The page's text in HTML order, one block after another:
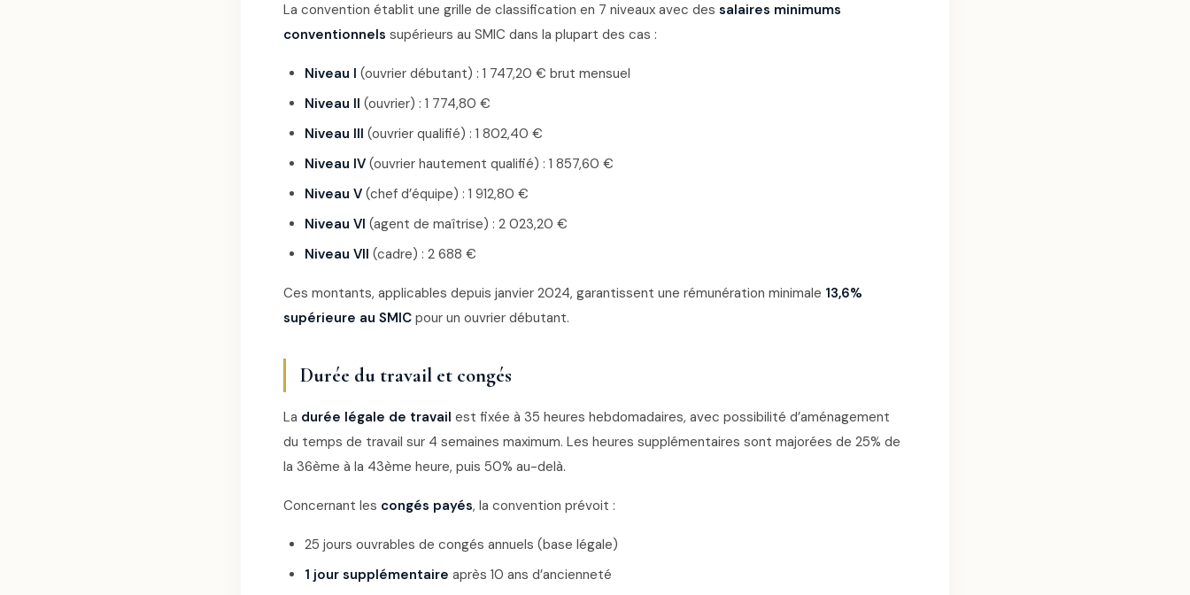
La convention établit une grille de classification en 7 niveaux avec des salaires minimums
conventionnels supérieurs au SMIC dans la plupart des cas :
Niveau I (ouvrier débutant) : 1 747,20 € brut mensuel
Niveau II (ouvrier) : 1 774,80 €
Niveau III (ouvrier qualifié) : 1 802,40 €
Niveau IV (ouvrier hautement qualifié) : 1 857,60 €
Niveau V (chef d’équipe) : 1 912,80 €
Niveau VI (agent de maîtrise) : 2 023,20 €
Niveau VII (cadre) : 2 688 €
Ces montants, applicables depuis janvier 2024, garantissent une rémunération minimale 13,6%
supérieure au SMIC pour un ouvrier débutant.
Durée du travail et congés
La durée légale de travail est fixée à 35 heures hebdomadaires, avec possibilité d’aménagement
du temps de travail sur 4 semaines maximum. Les heures supplémentaires sont majorées de 25% de
la 36ème à la 43ème heure, puis 50% au-delà.
Concernant les congés payés, la convention prévoit :
25 jours ouvrables de congés annuels (base légale)
1 jour supplémentaire après 10 ans d’ancienneté